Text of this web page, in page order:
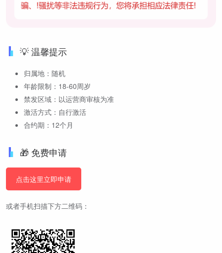
💡 温馨提示
归属地：随机
年龄限制：18-60周岁
禁发区域：以运营商审核为准
激活方式：自行激活
合约期：12个月
🎁 免费申请
点击这里立即申请
或者手机扫描下方二维码：